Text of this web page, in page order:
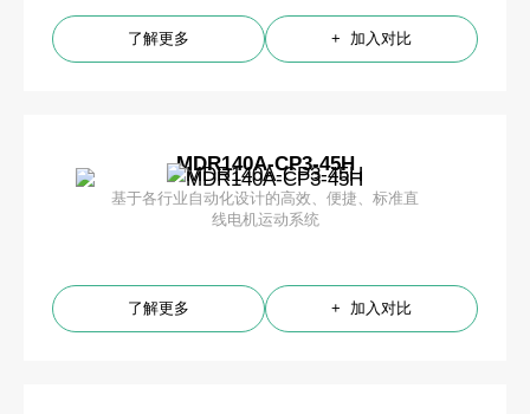
了解更多 + 加入对比
MDR140A-CP3-45H
基于各行业自动化设计的高效、便捷、标准直
线电机运动系统
了解更多 + 加入对比